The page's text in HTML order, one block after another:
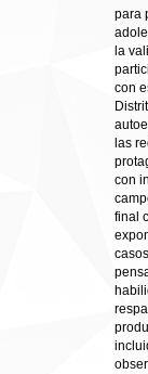
para
la
con
las
con
final